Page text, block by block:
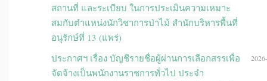
สถานที่ และระเบียบ ในการประเมินความเหมาะ
สมกับตำแหน่งนักวิชาการป่าไม้ สำนักบริหารพื้นที่
อนุรักษ์ที่ 13 (แพร่)
ประกาศฯ เรื่อง บัญชีรายชื่อผู้ผ่านการเลือกสรรเพื่อ
จัดจ้างเป็นพนักงานราชการทั่วไป ประจำ